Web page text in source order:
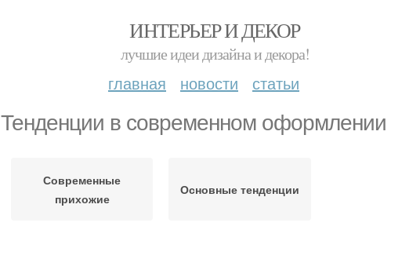
ИНТЕРЬЕР И ДЕКОР
лучшие идеи дизайна и декора!
главная новости статьи
Тенденции в современном оформлении
Современные
прихожие
Основные тенденции